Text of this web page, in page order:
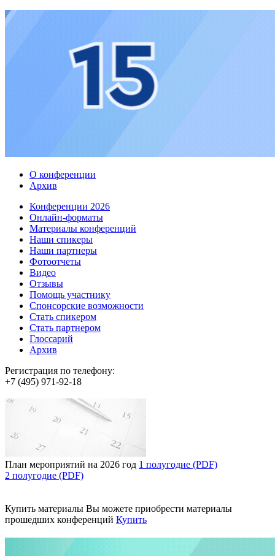
О конференции
Архив
Конференции 2026
Онлайн-форматы
Материалы конференций
Наши спикеры
Наши партнеры
Фотоотчеты
Видео
Отзывы
Помощь участнику
Спонсорские возможности
Стать спикером
Стать партнером
Глоссарий
Архив
Регистрация по телефону:
+7 (495) 971-92-18
План мероприятий на 2026 год 1 полугодие (PDF)
2 полугодие (PDF)
Купить материалы Вы можете приобрести материалы
прошедших конференций Купить